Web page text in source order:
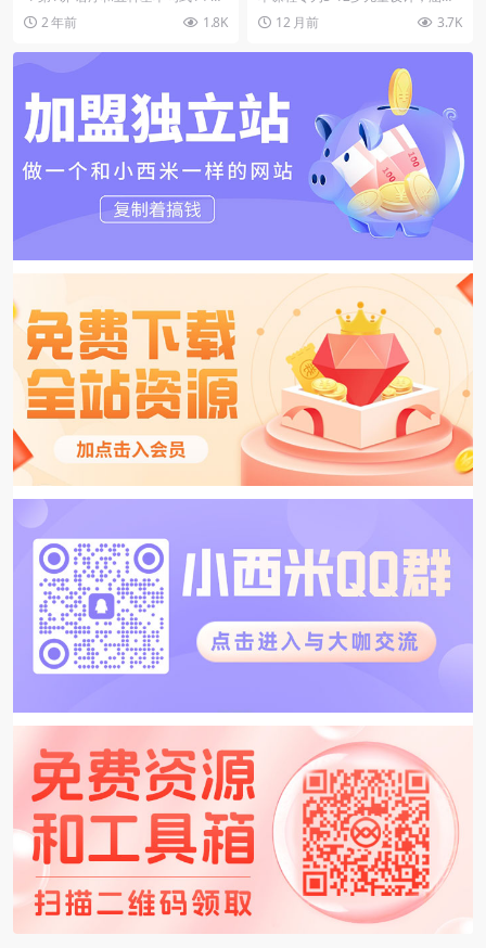
14进 副运27 第27讲 情...
2 年前 1.8K
听觉与视觉注意力综合训练，通过
科学的音频、视频...
12 月前 3.7K